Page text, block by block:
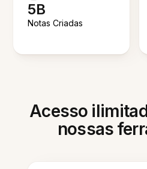
5B
Notas Criadas
Acesso
nossas